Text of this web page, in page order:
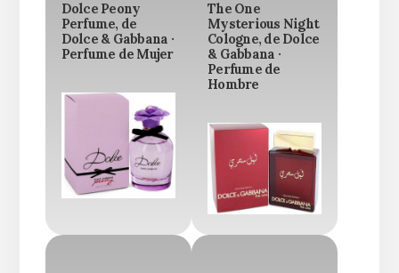
Dolce Peony
Perfume, de
Dolce & Gabbana ·
Perfume de Mujer
The One
Mysterious Night
Cologne, de Dolce
& Gabbana ·
Perfume de
Hombre